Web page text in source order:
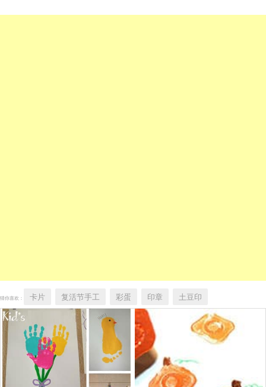
猜你喜欢： 卡片 复活节手工 彩蛋 印章 土豆印